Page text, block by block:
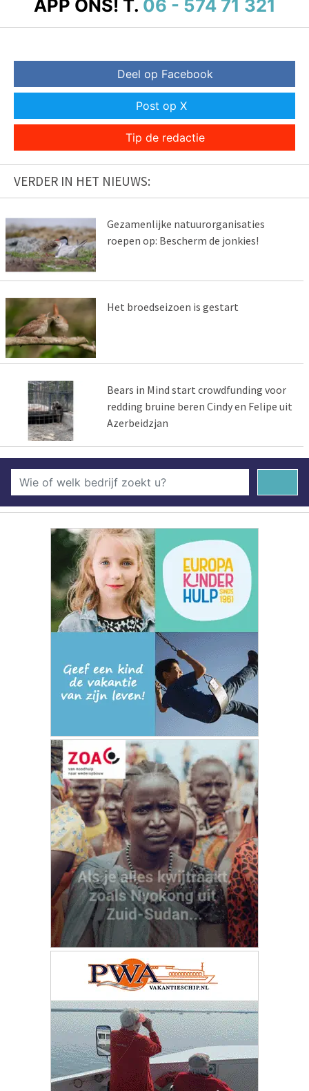
APP ONS! T. 06 - 574 71 321
Deel op Facebook
Post op X
Tip de redactie
VERDER IN HET NIEUWS:
Gezamenlijke natuurorganisaties
roepen op: Bescherm de jonkies!
Het broedseizoen is gestart
Bears in Mind start crowdfunding voor
redding bruine beren Cindy en Felipe uit
Azerbeidzjan